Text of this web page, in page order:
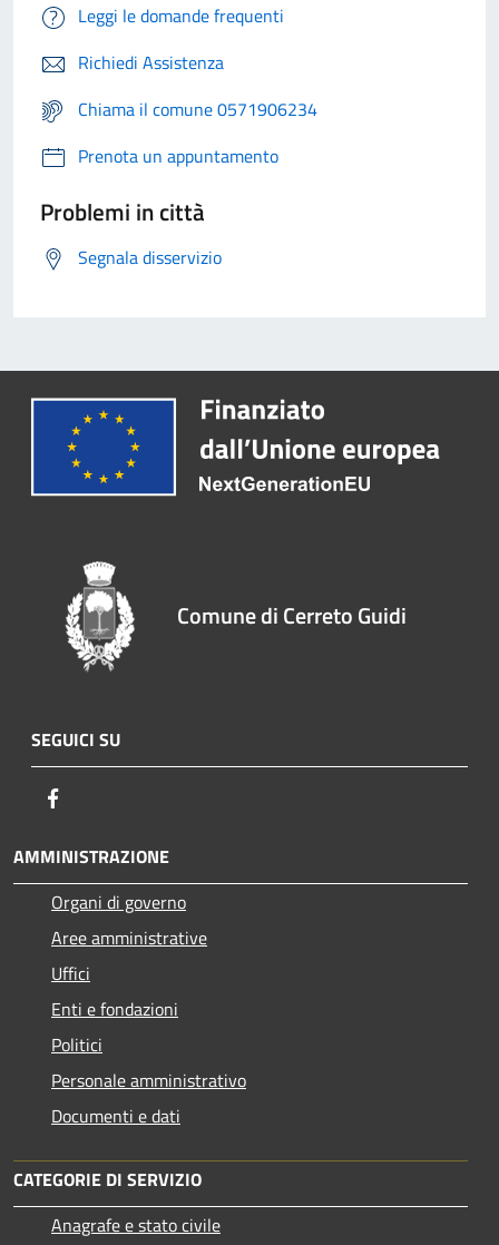
Leggi le domande frequenti
Richiedi Assistenza
Chiama il comune 0571906234
Prenota un appuntamento
Problemi in città
Segnala disservizio
Comune di Cerreto Guidi
SEGUICI SU
AMMINISTRAZIONE
Organi di governo
Aree amministrative
Uffici
Enti e fondazioni
Politici
Personale amministrativo
Documenti e dati
CATEGORIE DI SERVIZIO
Anagrafe e stato civile